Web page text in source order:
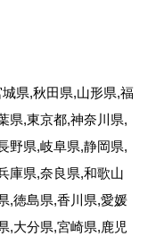
県,秋田県,山形県,福
県,東京都,神奈川県,
野県,岐阜県,静岡県,
庫県,奈良県,和歌山
,徳島県,香川県,愛媛
,大分県,宮崎県,鹿児